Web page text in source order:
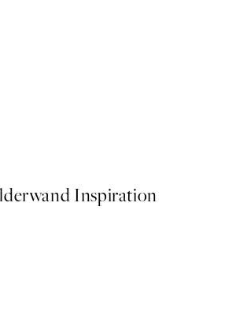
Inspiration